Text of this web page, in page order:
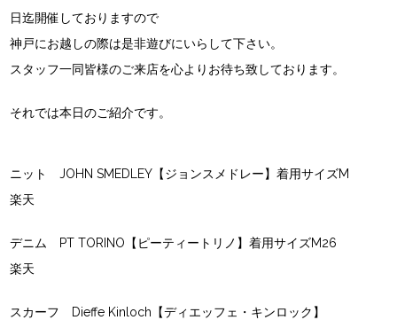
日迄開催しておりますので
神戸にお越しの際は是非遊びにいらして下さい。
スタッフ一同皆様のご来店を心よりお待ち致しております。
それでは本日のご紹介です。
ニット JOHN SMEDLEY【ジョンスメドレー】着用サイズM
楽天
デニム PT TORINO【ピーティートリノ】着用サイズM26
楽天
スカーフ Dieffe Kinloch【ディエッフェ・キンロック】